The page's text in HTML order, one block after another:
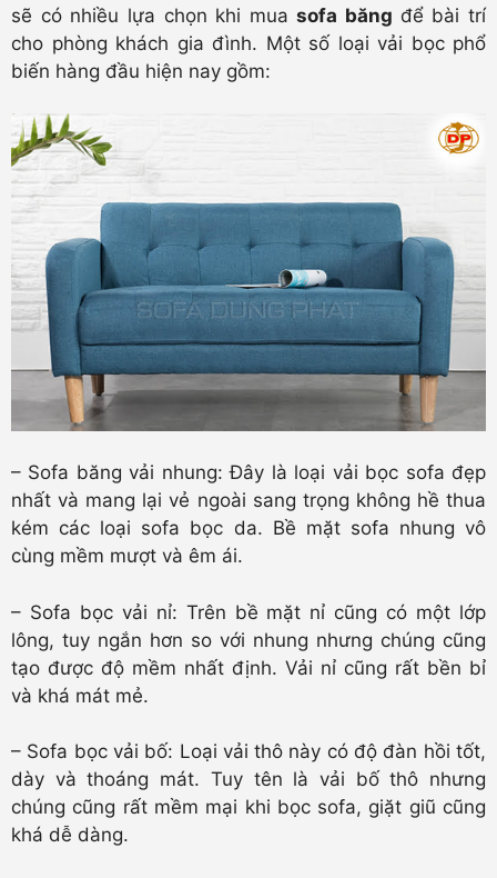
sẽ có nhiều lựa chọn khi muasofa băng để bài trí
cho phòng khách gia đình. Một số loại vải bọc phổ
biến hàng đầu hiện nay gồm:
– Sofa băng vải nhung: Đây là loại vải bọc sofa đẹp
nhất và mang lại vẻ ngoài sang trọng không hề thua
kém các loại sofa bọc da. Bề mặt sofa nhung vô
cùng mềm mượt và êm ái.
– Sofa bọc vải nỉ: Trên bề mặt nỉ cũng có một lớp
lông, tuy ngắn hơn so với nhung nhưng chúng cũng
tạo được độ mềm nhất định. Vải nỉ cũng rất bền bỉ
và khá mát mẻ.
– Sofa bọc vải bố: Loại vải thô này có độ đàn hồi tốt,
dày và thoáng mát. Tuy tên là vải bố thô nhưng
chúng cũng rất mềm mại khi bọc sofa, giặt giũ cũng
khá dễ dàng.